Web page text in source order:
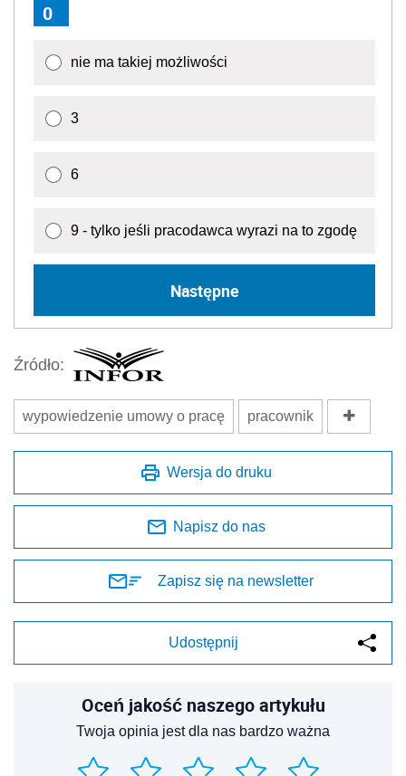
0
nie ma takiej możliwości
3
6
9 - tylko jeśli pracodawca wyrazi na to zgodę
Następne
Źródło:
wypowiedzenie umowy o pracę pracownik
Wersja do druku
Napisz do nas
Zapisz się na newsletter
Udostępnij
Oceń jakość naszego artykułu
Twoja opinia jest dla nas bardzo ważna